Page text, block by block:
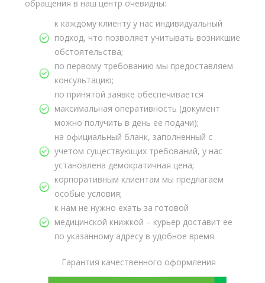
обращения в наш центр очевидны:
к каждому клиенту у нас индивидуальный
подход, что позволяет учитывать возникшие
обстоятельства;
по первому требованию мы предоставляем
консультацию;
по принятой заявке обеспечивается
максимальная оперативность (документ
можно получить в день ее подачи);
на официальный бланк, заполненный с
учетом существующих требований, у нас
установлена демократичная цена;
корпоративным клиентам мы предлагаем
особые условия;
к нам не нужно ехать за готовой
медицинской книжкой – курьер доставит ее
по указанному адресу в удобное время.
Гарантия качественного оформления